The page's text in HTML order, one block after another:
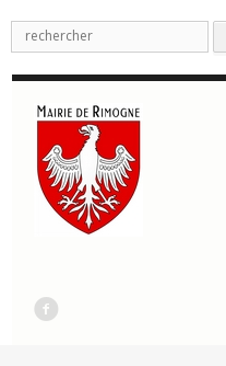
Recherche
pour
:
